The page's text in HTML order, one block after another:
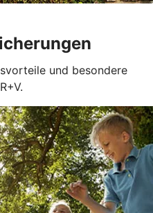
und besondere